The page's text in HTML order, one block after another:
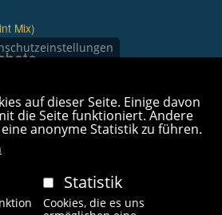
Mix)
Alle Rechte vorbehalten.
auf dieser Seite. Einige davon
die Seite funktioniert. Andere
anonyme Statistik zu führen.
Statistik
Cookies, die es uns